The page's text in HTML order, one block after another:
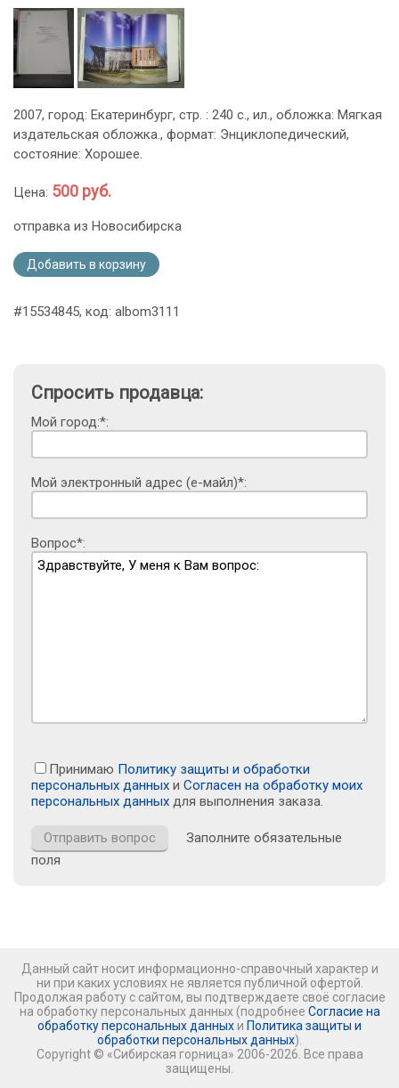
2007, город: Екатеринбург, стр. : 240 с., ил., обложка: Мягкая
издательская обложка., формат: Энциклопедический,
состояние: Хорошее.
Цена: 500 руб.
отправка из Новосибирска
Добавить в корзину
#15534845, код: albom3111
Спросить продавца:
Мой город:*:
Мой электронный адрес (е-майл)*:
Вопрос*:
Принимаю Политику защиты и обработки
персональных данных и Согласен на обработку моих
персональных данных для выполнения заказа.
Заполните обязательные
поля
Данный сайт носит информационно-справочный характер и
ни при каких условиях не является публичной офертой.
Продолжая работу с сайтом, вы подтверждаете своё согласие
на обработку персональных данных (подробнее Согласие на
обработку персональных данных и Политика защиты и
обработки персональных данных).
Copyright © «Сибирская горница» 2006-2026. Все права
защищены.